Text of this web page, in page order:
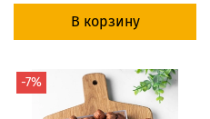
В корзину
-7%